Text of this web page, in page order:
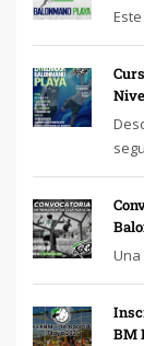
BM